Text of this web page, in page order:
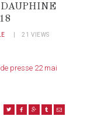
21 VIEWS
de presse 22 mai